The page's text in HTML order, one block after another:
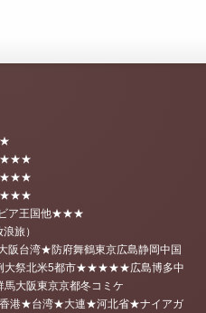
★★★
★★★
★★★
ビア王国他★★★
旅）
阪台湾★防府舞鶴東京広島静岡中国
大祭北米5都市★★★★★広島博多中
大阪東京京都冬コミケ
港★台湾★大連★河北省★ナイアガ